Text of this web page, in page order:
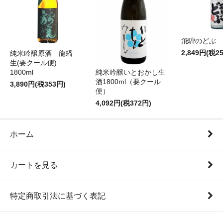
純米吟醸原酒 龍蟠
生(要クール便)
1800ml
3,890円(税353円)
純米吟醸いとおかし生
酒1800ml（要クール
便）
4,092円(税372円)
飛騨のどぶ
2,849円(税
ホーム
カートを見る
特定商取引法に基づく表記